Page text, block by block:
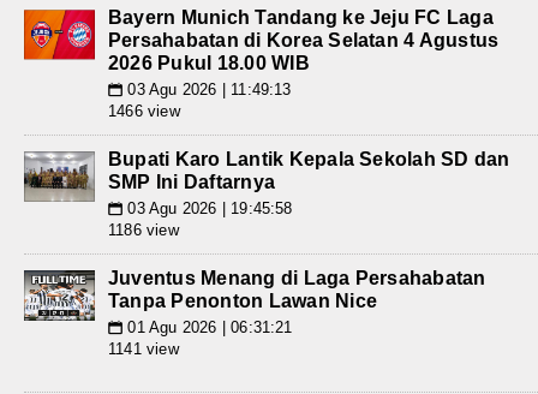
Bayern Munich Tandang ke Jeju FC Laga
Persahabatan di Korea Selatan 4 Agustus
2026 Pukul 18.00 WIB
📅 03 Agu 2026 | 11:49:13
1466 view
Bupati Karo Lantik Kepala Sekolah SD dan
SMP Ini Daftarnya
📅 03 Agu 2026 | 19:45:58
1186 view
Juventus Menang di Laga Persahabatan
Tanpa Penonton Lawan Nice
📅 01 Agu 2026 | 06:31:21
1141 view